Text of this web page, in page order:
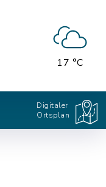
17 °C
Digitaler
Ortsplan